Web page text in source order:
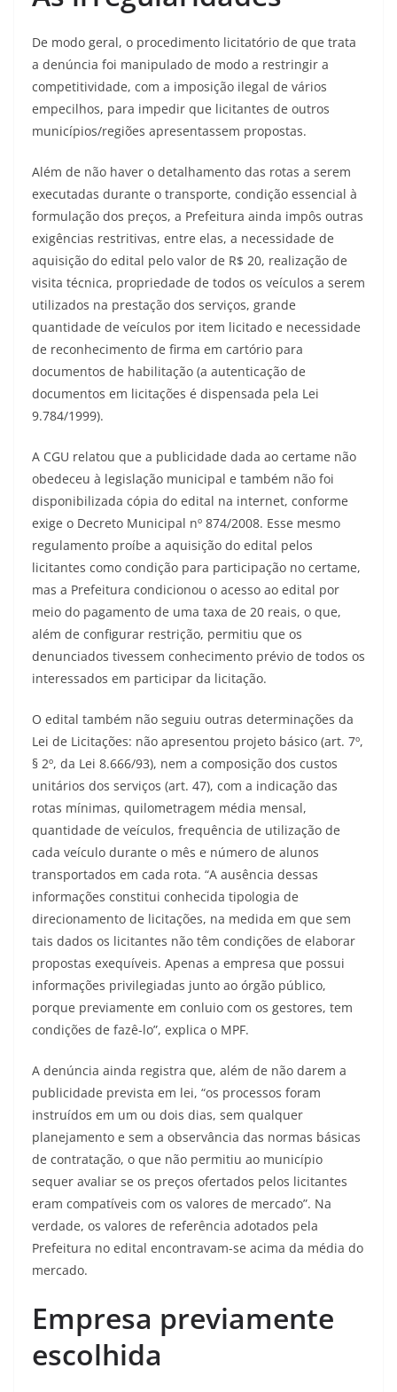
De modo geral, o procedimento licitatório de que trata
a denúncia foi manipulado de modo a restringir a
competitividade, com a imposição ilegal de vários
empecilhos, para impedir que licitantes de outros
municípios/regiões apresentassem propostas.
Além de não haver o detalhamento das rotas a serem
executadas durante o transporte, condição essencial à
formulação dos preços, a Prefeitura ainda impôs outras
exigências restritivas, entre elas, a necessidade de
aquisição do edital pelo valor de R$ 20, realização de
visita técnica, propriedade de todos os veículos a serem
utilizados na prestação dos serviços, grande
quantidade de veículos por item licitado e necessidade
de reconhecimento de firma em cartório para
documentos de habilitação (a autenticação de
documentos em licitações é dispensada pela Lei
9.784/1999).
A CGU relatou que a publicidade dada ao certame não
obedeceu à legislação municipal e também não foi
disponibilizada cópia do edital na internet, conforme
exige o Decreto Municipal nº 874/2008. Esse mesmo
regulamento proíbe a aquisição do edital pelos
licitantes como condição para participação no certame,
mas a Prefeitura condicionou o acesso ao edital por
meio do pagamento de uma taxa de 20 reais, o que,
além de configurar restrição, permitiu que os
denunciados tivessem conhecimento prévio de todos os
interessados em participar da licitação.
O edital também não seguiu outras determinações da
Lei de Licitações: não apresentou projeto básico (art. 7º,
§ 2º, da Lei 8.666/93), nem a composição dos custos
unitários dos serviços (art. 47), com a indicação das
rotas mínimas, quilometragem média mensal,
quantidade de veículos, frequência de utilização de
cada veículo durante o mês e número de alunos
transportados em cada rota. “A ausência dessas
informações constitui conhecida tipologia de
direcionamento de licitações, na medida em que sem
tais dados os licitantes não têm condições de elaborar
propostas exequíveis. Apenas a empresa que possui
informações privilegiadas junto ao órgão público,
porque previamente em conluio com os gestores, tem
condições de fazê-lo”, explica o MPF.
A denúncia ainda registra que, além de não darem a
publicidade prevista em lei, “os processos foram
instruídos em um ou dois dias, sem qualquer
planejamento e sem a observância das normas básicas
de contratação, o que não permitiu ao município
sequer avaliar se os preços ofertados pelos licitantes
eram compatíveis com os valores de mercado”. Na
verdade, os valores de referência adotados pela
Prefeitura no edital encontravam-se acima da média do
mercado.
Empresa previamente
escolhida